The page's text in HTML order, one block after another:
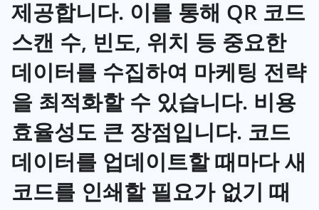
제공합니다. 이를 통해 QR 코드
스캔 수, 빈도, 위치 등 중요한
데이터를 수집하여 마케팅 전략
을 최적화할 수 있습니다. 비용
효율성도 큰 장점입니다. 코드
데이터를 업데이트할 때마다 새
코드를 인쇄할 필요가 없기 때